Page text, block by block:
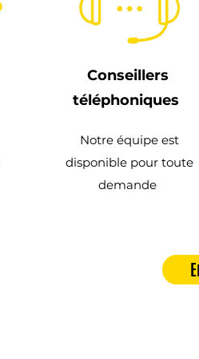
Conseillers
téléphoniques
Notre équipe est
disponible pour toute
demande